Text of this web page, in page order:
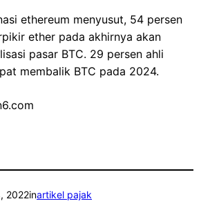
ethereum menyusut, 54 persen
ether pada akhirnya akan
pasar BTC. 29 persen ahli
membalik BTC pada 2024.
2022inartikel pajak